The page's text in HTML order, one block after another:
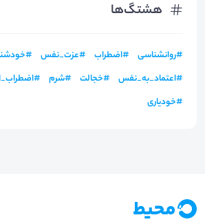
هشتگ‌ها
#روانشناسی #اضطراب #عزت_نفس #
#اعتماد_به_نفس #خجالت #شرم #
#خودیاری